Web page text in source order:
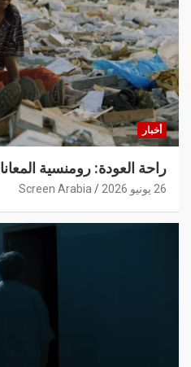
أخبار
راحة العودة: رومنسية
26 يونيو 2026 Screen Arabia